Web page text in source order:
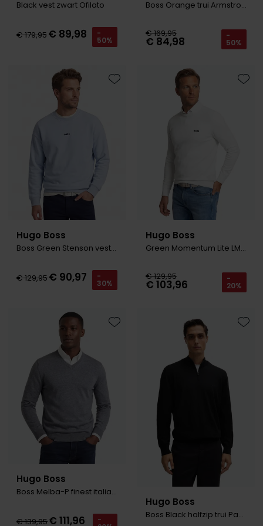
Black vest zwart Ofilato
€ 179,95€ 89,98 -
50%
Boss Orange trui Armstrong wol beige grof gebreid
€ 169,95
€ 84,98 -
50%
Hugo Boss
Boss Green Stenson vest lichtblauw effen
€ 129,95€ 90,97 -
30%
Toevoegen aan favorieten
Hugo Boss
Green Momentum Lite LM t-shirt wit
€ 129,95
€ 103,96 -
20%
Hugo Boss
Boss Melba-P finest italian yarn grijs
€ 139,95€ 111,96 -
Toevoegen aan favorieten
Hugo Boss
Boss Black halfzip trui Padro zwart